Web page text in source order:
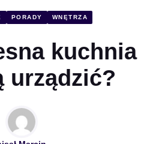
PORADY WNĘTRZA
kuchnia
urządzić?